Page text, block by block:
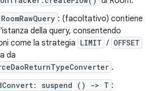
: (facoltativo) contiene
della query, consentendo
come la strategia LIMIT / OFFSET
da
.
suspend () -> T :